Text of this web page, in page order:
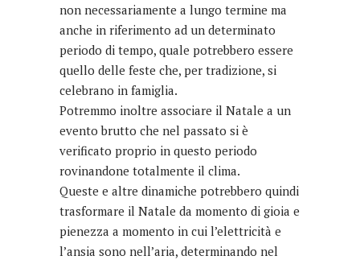
non necessariamente a lungo termine ma
anche in riferimento ad un determinato
periodo di tempo, quale potrebbero essere
quello delle feste che, per tradizione, si
celebrano in famiglia.
Potremmo inoltre associare il Natale a un
evento brutto che nel passato si è
verificato proprio in questo periodo
rovinandone totalmente il clima.
Queste e altre dinamiche potrebbero quindi
trasformare il Natale da momento di gioia e
pienezza a momento in cui l’elettricità e
l’ansia sono nell’aria, determinando nel